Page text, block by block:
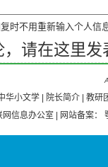
时不用重新输入个人信
请在这里发
华小文学 院长简介
教研
网信息办公室 | 网站备案：